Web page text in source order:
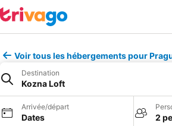
Voir tous les hébergements pour
Destination
Kozna Loft
Arrivée/départ
Dates 2